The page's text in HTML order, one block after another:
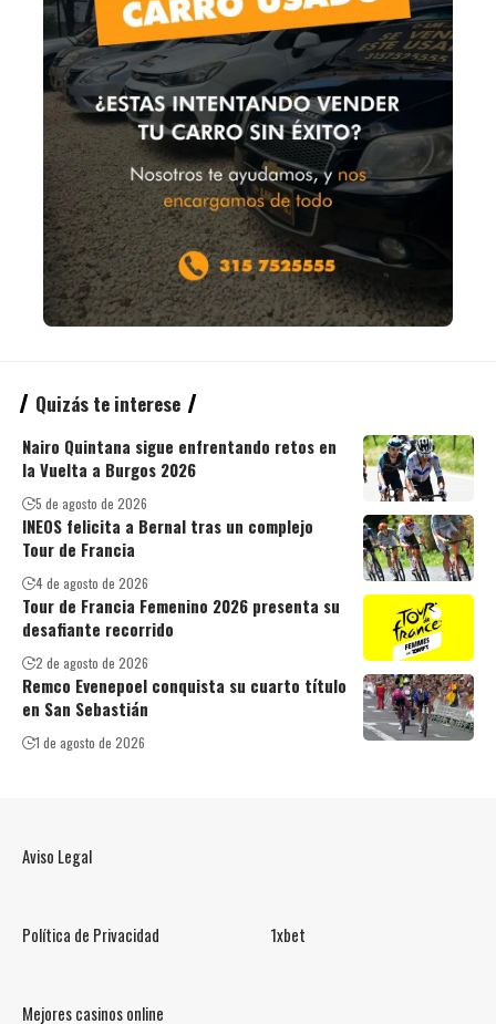
Quizás te interese
Nairo Quintana sigue enfrentando retos en
la Vuelta a Burgos 2026
5 de agosto de 2026
INEOS felicita a Bernal tras un complejo
Tour de Francia
4 de agosto de 2026
Tour de Francia Femenino 2026 presenta su
desafiante recorrido
2 de agosto de 2026
Remco Evenepoel conquista su cuarto título
en San Sebastián
1 de agosto de 2026
Aviso Legal
Política de Privacidad 1xbet
Mejores casinos online